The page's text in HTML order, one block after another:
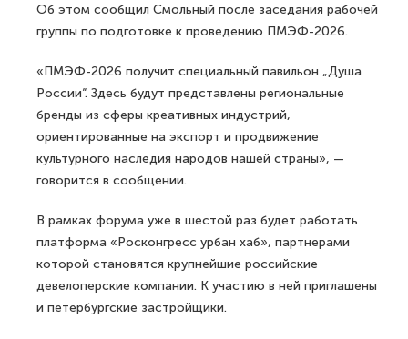
Об этом сообщил Смольный после заседания рабочей
группы по подготовке к проведению ПМЭФ-2026.
«ПМЭФ-2026 получит специальный павильон „Душа
России“. Здесь будут представлены региональные
бренды из сферы креативных индустрий,
ориентированные на экспорт и продвижение
культурного наследия народов нашей страны», —
говорится в сообщении.
В рамках форума уже в шестой раз будет работать
платформа «Росконгресс урбан хаб», партнерами
которой становятся крупнейшие российские
девелоперские компании. К участию в ней приглашены
и петербургские застройщики.